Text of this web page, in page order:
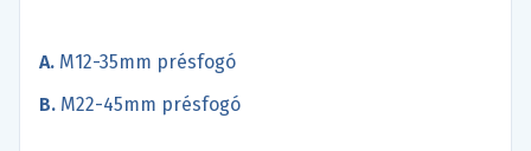
A. M12-35mm présfogó
B. M22-45mm présfogó